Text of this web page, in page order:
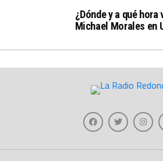
¿Dónde y a qué hora
Michael Morales en